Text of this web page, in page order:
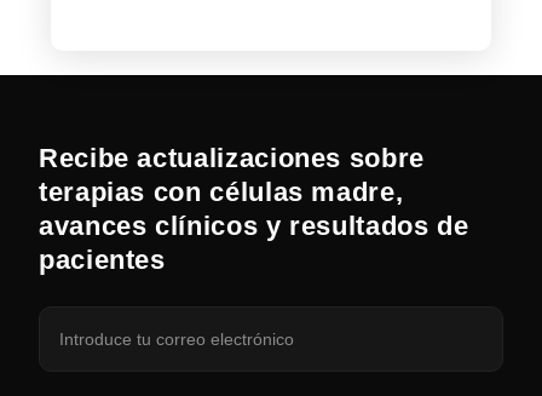
Recibe actualizaciones sobre
terapias con células madre,
avances clínicos y resultados de
pacientes